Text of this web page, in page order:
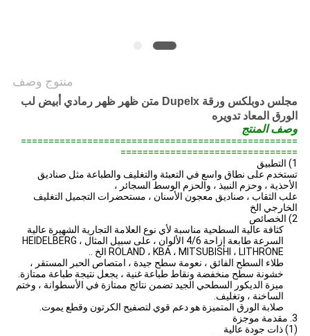
منتوج وصف
مجلس دوبلكس ورقة Dupelx متن ظهر ظهر رمادي أبيض لب
الورق المعاد تدويره
وصف المنتج
==================================================
================================
1) التطبيق
تستخدم على نطاق واسع في التعبئة والتغليف والطباعة مثل صناديق
الأحذية ، وحزم النبيذ ، والحزم الوسط السجائر ،
علب الثقاب ، صناديق معجون الأسنان ، مستحضرات التجميل التغليف
الخارجي الخ
2) الخصائص
كثافة عالية السطحية مناسبة لأي نوع العلامة التجارية الشهيرة عالية
السرعة طابعة إزاحة 4/6 الألوان
، على سبيل المثال HEIDELBERG ،
ROLAND ، KBA ، MITSUBISHI ، LITHRONE الخ ..
طلاء السطح الفائق ، نعومة سطح جيدة ، امتصاص الحبر المستقر ،
خشونة سطح منخفضة ونقاط طباعة غنية ، يجعل نتيجة طباعة ممتازة.
ميزة الديكور السطحي الجيد تضمن نتائج ممتازة في الأسطوانة ، وختم
الساخنة ، وتغليف.
صلابة الورق المتميزة هو دعم قوي لتصفيح الكرتون وقطع يموت.
3. مقدمة موجزة
(1) ذات جودة عالية